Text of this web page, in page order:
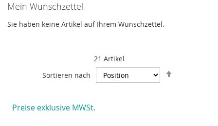
21 Artikel
Sortieren nach
Preise exklusive MWSt.
Mein Wunschzettel
Sie haben keine Artikel auf Ihrem Wunschzettel.